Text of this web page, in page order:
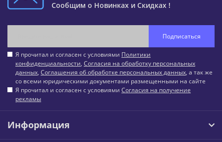
Сообщим о Новинках и Скидках !
Подписаться
Я прочитал и согласен с условиями Политики
конфиденциальности, Согласия на обработку персональных
данных, Соглашения об обработке персональных данных, а так же
со всеми юридическими документами размещенными на сайте
Я прочитал и согласен с условиями Согласия на получение
рекламы
Информация